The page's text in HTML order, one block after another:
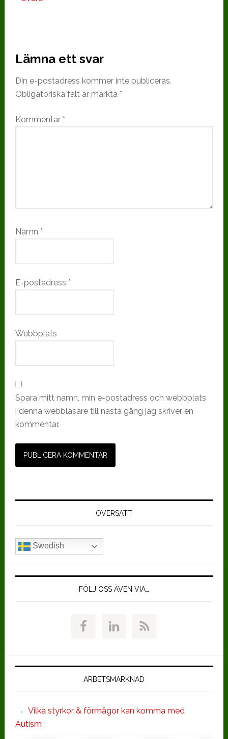
Lämna ett svar
Din e-postadress kommer inte publiceras.
Obligatoriska fält är märkta *
Kommentar *
Namn *
E-postadress *
Webbplats
Spara mitt namn, min e-postadress och webbplats
i denna webbläsare till nästa gång jag skriver en
kommentar.
Primärt
ÖVERSÄTT
Swedish
FÖLJ OSS ÄVEN VIA…
ARBETSMARKNAD
Vilka styrkor & förmågor kan komma med
Autism